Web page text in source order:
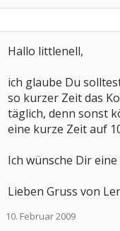
Hallo littlenell,
ich glaube Du
so kurzer Zeit das
täglich, denn sonst
eine kurze Zeit auf
Ich wünsche Dir
Lieben Gruss von
10. Februar 2009